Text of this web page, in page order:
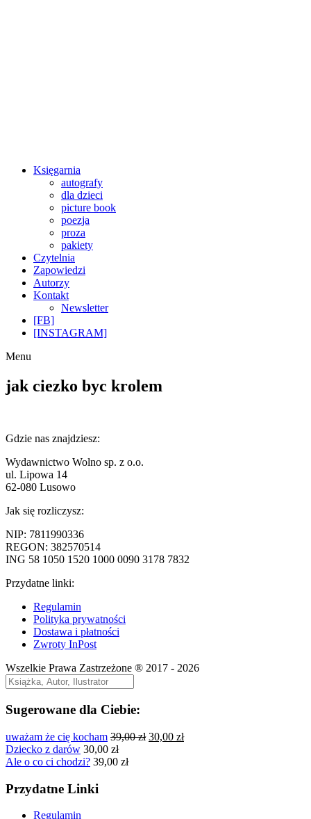
Księgarnia
autografy
dla dzieci
picture book
poezja
proza
pakiety
Czytelnia
Zapowiedzi
Autorzy
Kontakt
Newsletter
[FB]
[INSTAGRAM]
Menu
jak ciezko byc krolem
Gdzie nas znajdziesz:
Wydawnictwo Wolno sp. z o.o.
ul. Lipowa 14
62-080 Lusowo
Jak się rozliczysz:
NIP: 7811990336
REGON: 382570514
ING 58 1050 1520 1000 0090 3178 7832
Przydatne linki:
Regulamin
Polityka prywatności
Dostawa i płatności
Zwroty InPost
Wszelkie Prawa Zastrzeżone ® 2017 - 2026
Sugerowane dla Ciebie:
uważam że cię kocham 39,00zł Pierwotna
30,00 złAktualna
Dziecko z darów 30,00 zł
Ale o co ci chodzi? 39,00 zł
Przydatne Linki
Regulamin